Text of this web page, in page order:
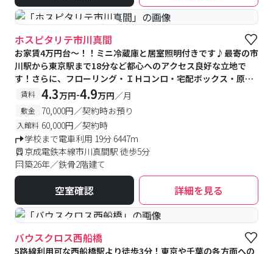
#予約受付中 #空室待ち
ホスピタリテ市川真間
お家賃4万円台～！！ミニ冷蔵庫と居室照明付きです♪最寄の市
川駅から東京駅まで18分など都心へのアクセス良好な立地で
す！さらに、フローリング・ＩＨコンロ・宅配ボックス・原付
駐車可能など、設備も充実しております☆
賃料 4.3万円-4.9万円／月
敷金 70,000円／契約時お預り
入館料 60,000円／契約時
学校まで電車利用 19分 6447m
京成電鉄本線市川真間駅 徒歩5分
築26年／鉄骨2階建て
空室確認 詳細を見る
#食事付き #女性専用フロアあり
バウスクロス西船橋
5路線利用可な西船橋駅より徒歩3分！東京や千葉の各方面への